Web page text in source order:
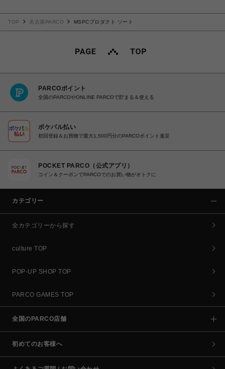
TOP 名古屋PARCO MSPCプロダクト ソート
PARCOポイント
全国のPARCOやONLINE PARCOで貯まる＆使える
ポケパル払い
初回登録＆お買物で最大1,500円分のPARCOポイント進呈
POCKET PARCO（公式アプリ）
コイン＆クーポンでPARCOでのお買い物がオトクに
カテゴリー
全カテゴリーから探す
culture TOP
POP-UP SHOP TOP
PARCO GAMES TOP
全国のPARCO店舗
初めてのお客様へ